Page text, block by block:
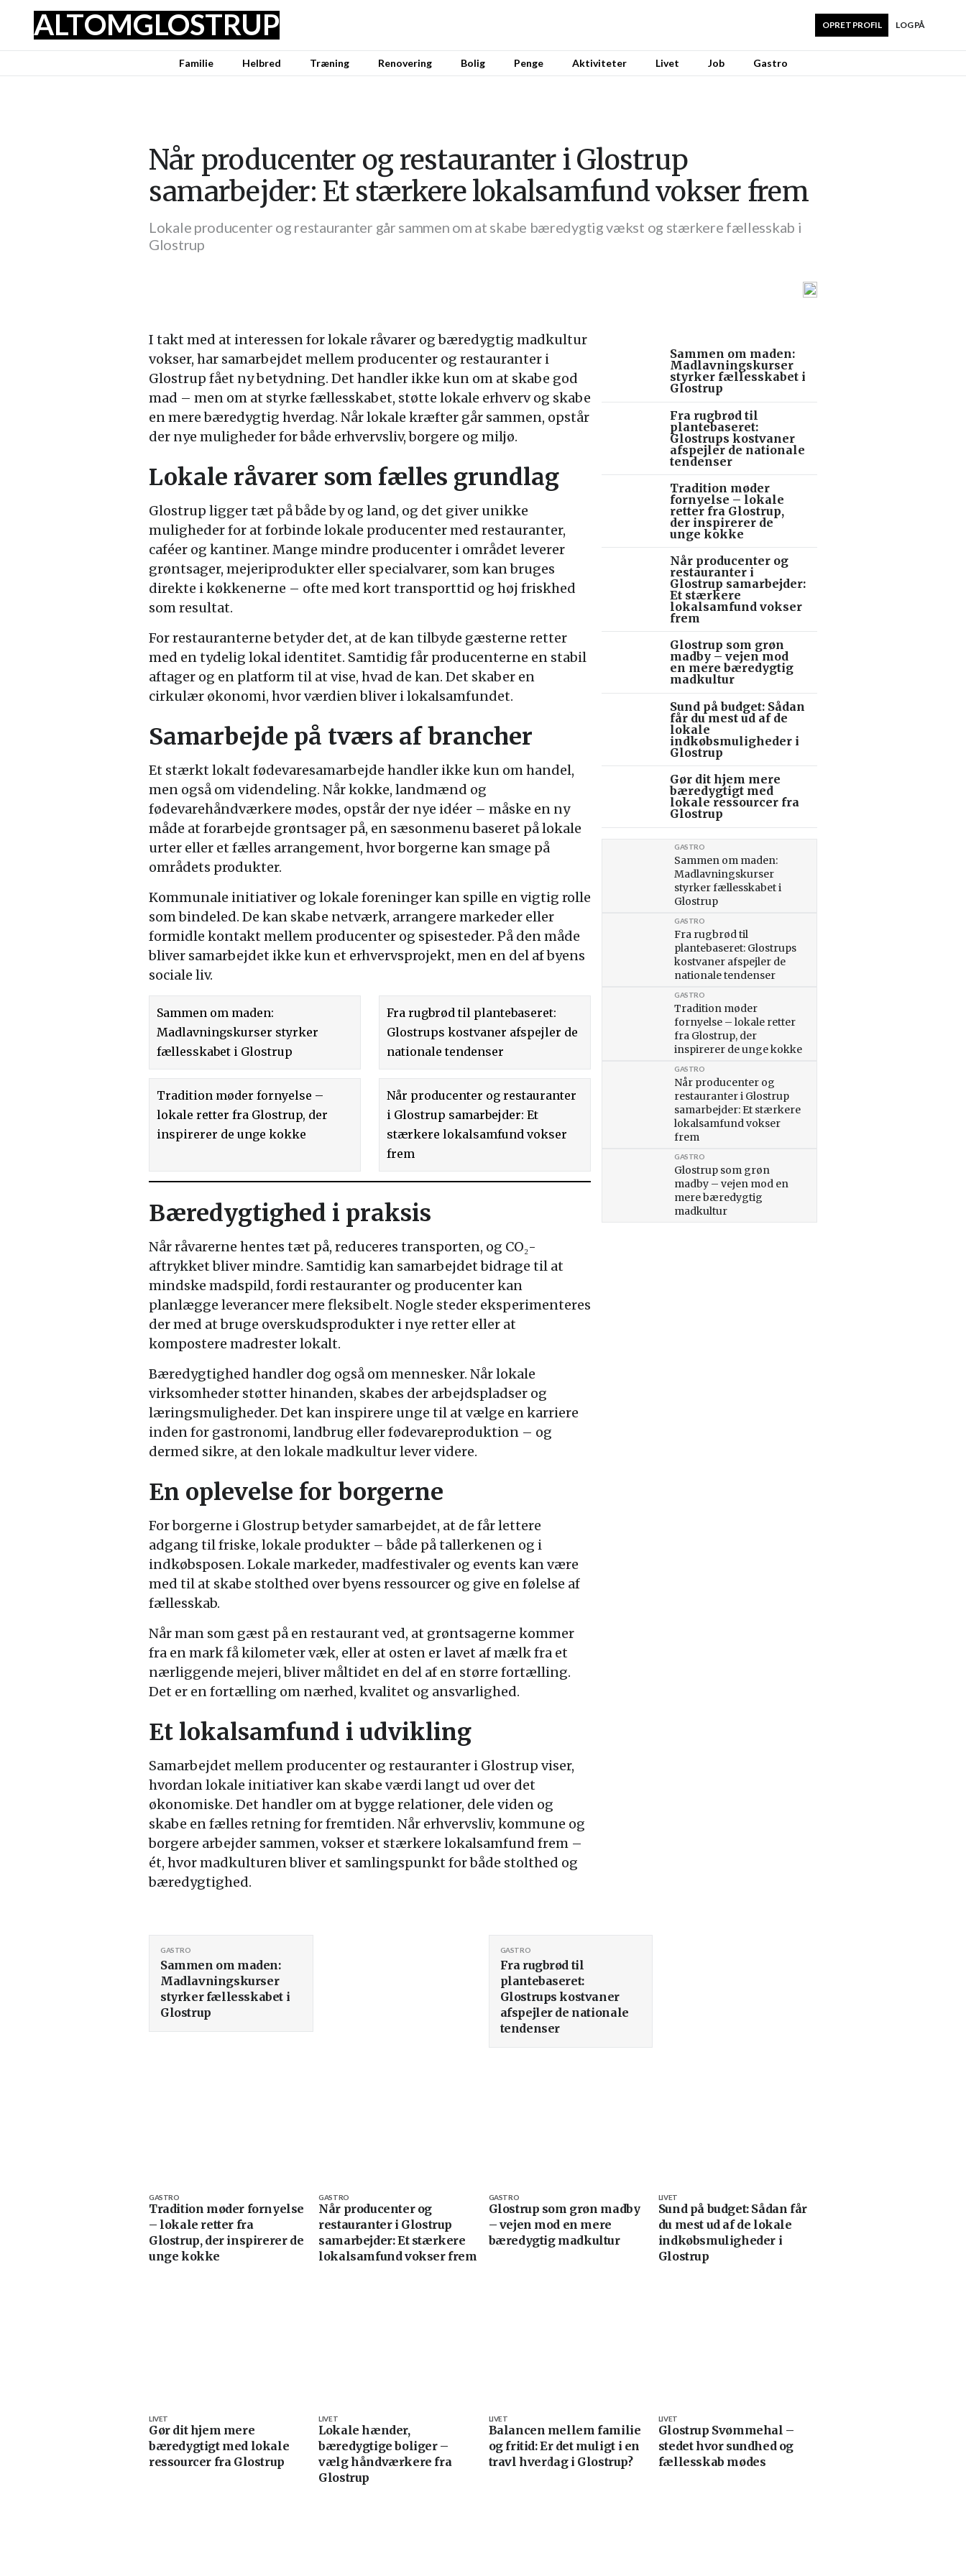
ALTOMGLOSTRUP LOG PÅ
OPRET PROFIL
Familie Helbred Træning Renovering Bolig Penge Aktiviteter Livet Job Gastro
Når producenter og restauranter i Glostrup
samarbejder: Et stærkere lokalsamfund vokser frem
Lokale producenter og restauranter går sammen om at skabe bæredygtig vækst og stærkere fællesskab i
Glostrup
I takt med at interessen for lokale råvarer og bæredygtig madkultur
vokser, har samarbejdet mellem producenter og restauranter i
Glostrup fået ny betydning. Det handler ikke kun om at skabe god
mad – men om at styrke fællesskabet, støtte lokale erhverv og skabe
en mere bæredygtig hverdag. Når lokale kræfter går sammen, opstår
der nye muligheder for både erhvervsliv, borgere og miljø.
Lokale råvarer som fælles grundlag
Glostrup ligger tæt på både by og land, og det giver unikke
muligheder for at forbinde lokale producenter med restauranter,
caféer og kantiner. Mange mindre producenter i området leverer
grøntsager, mejeriprodukter eller specialvarer, som kan bruges
direkte i køkkenerne – ofte med kort transporttid og høj friskhed
som resultat.
For restauranterne betyder det, at de kan tilbyde gæsterne retter
med en tydelig lokal identitet. Samtidig får producenterne en stabil
aftager og en platform til at vise, hvad de kan. Det skaber en
cirkulær økonomi, hvor værdien bliver i lokalsamfundet.
Samarbejde på tværs af brancher
Et stærkt lokalt fødevaresamarbejde handler ikke kun om handel,
men også om videndeling. Når kokke, landmænd og
fødevarehåndværkere mødes, opstår der nye idéer – måske en ny
måde at forarbejde grøntsager på, en sæsonmenu baseret på lokale
urter eller et fælles arrangement, hvor borgerne kan smage på
områdets produkter.
Kommunale initiativer og lokale foreninger kan spille en vigtig rolle
som bindeled. De kan skabe netværk, arrangere markeder eller
formidle kontakt mellem producenter og spisesteder. På den måde
bliver samarbejdet ikke kun et erhvervsprojekt, men en del af byens
sociale liv.
Sammen om maden:
Madlavningskurser styrker
fællesskabet i Glostrup
Fra rugbrød til plantebaseret:
Glostrups kostvaner afspejler de
nationale tendenser
Tradition møder fornyelse –
lokale retter fra Glostrup, der
inspirerer de unge kokke
Når producenter og restauranter
i Glostrup samarbejder: Et
stærkere lokalsamfund vokser
frem
Bæredygtighed i praksis
Når råvarerne hentes tæt på, reduceres transporten, og CO₂-
aftrykket bliver mindre. Samtidig kan samarbejdet bidrage til at
mindske madspild, fordi restauranter og producenter kan
planlægge leverancer mere fleksibelt. Nogle steder eksperimenteres
der med at bruge overskudsprodukter i nye retter eller at
kompostere madrester lokalt.
Bæredygtighed handler dog også om mennesker. Når lokale
virksomheder støtter hinanden, skabes der arbejdspladser og
læringsmuligheder. Det kan inspirere unge til at vælge en karriere
inden for gastronomi, landbrug eller fødevareproduktion – og
dermed sikre, at den lokale madkultur lever videre.
En oplevelse for borgerne
For borgerne i Glostrup betyder samarbejdet, at de får lettere
adgang til friske, lokale produkter – både på tallerkenen og i
indkøbsposen. Lokale markeder, madfestivaler og events kan være
med til at skabe stolthed over byens ressourcer og give en følelse af
fællesskab.
Når man som gæst på en restaurant ved, at grøntsagerne kommer
fra en mark få kilometer væk, eller at osten er lavet af mælk fra et
nærliggende mejeri, bliver måltidet en del af en større fortælling.
Det er en fortælling om nærhed, kvalitet og ansvarlighed.
Et lokalsamfund i udvikling
Samarbejdet mellem producenter og restauranter i Glostrup viser,
hvordan lokale initiativer kan skabe værdi langt ud over det
økonomiske. Det handler om at bygge relationer, dele viden og
skabe en fælles retning for fremtiden. Når erhvervsliv, kommune og
borgere arbejder sammen, vokser et stærkere lokalsamfund frem –
ét, hvor madkulturen bliver et samlingspunkt for både stolthed og
bæredygtighed.
Sammen om maden:
Madlavningskurser
styrker fællesskabet i
Glostrup
Fra rugbrød til
plantebaseret:
Glostrups kostvaner
afspejler de nationale
tendenser
Tradition møder
fornyelse – lokale
retter fra Glostrup,
der inspirerer de
unge kokke
Når producenter og
restauranter i
Glostrup samarbejder:
Et stærkere
lokalsamfund vokser
frem
Glostrup som grøn
madby – vejen mod
en mere bæredygtig
madkultur
Sund på budget: Sådan
får du mest ud af de
lokale
indkøbsmuligheder i
Glostrup
Gør dit hjem mere
bæredygtigt med
lokale ressourcer fra
Glostrup
Sammen om maden:
Madlavningskurser
styrker fællesskabet i
Glostrup
GASTRO
Fra rugbrød til
plantebaseret: Glostrups
kostvaner afspejler de
nationale tendenser
GASTRO
Tradition møder
fornyelse – lokale retter
fra Glostrup, der
inspirerer de unge kokke
GASTRO
Når producenter og
restauranter i Glostrup
samarbejder: Et stærkere
lokalsamfund vokser
frem
GASTRO
Glostrup som grøn
madby – vejen mod en
mere bæredygtig
madkultur
GASTRO
Sammen om maden:
Madlavningskurser
styrker fællesskabet i
Glostrup
GASTRO
Fra rugbrød til
plantebaseret:
Glostrups kostvaner
afspejler de nationale
tendenser
GASTRO
Tradition møder fornyelse
– lokale retter fra
Glostrup, der inspirerer de
unge kokke
GASTRO
Når producenter og
restauranter i Glostrup
samarbejder: Et stærkere
lokalsamfund vokser frem
GASTRO
Glostrup som grøn madby
– vejen mod en mere
bæredygtig madkultur
GASTRO
Sund på budget: Sådan får
du mest ud af de lokale
indkøbsmuligheder i
Glostrup
LIVET
Gør dit hjem mere
bæredygtigt med lokale
ressourcer fra Glostrup
LIVET
Lokale hænder,
bæredygtige boliger –
vælg håndværkere fra
Glostrup
LIVET
Balancen mellem familie
og fritid: Er det muligt i en
travl hverdag i Glostrup?
LIVET
Glostrup Svømmehal –
stedet hvor sundhed og
fællesskab mødes
LIVET